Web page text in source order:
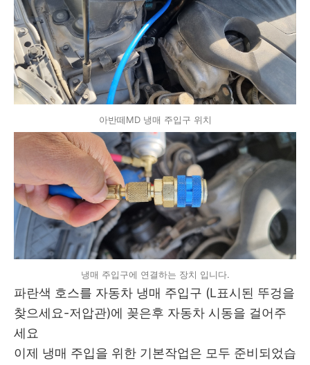
아반떼MD 냉매 주입구 위치
냉매 주입구에 연결하는 장치 입니다.
파란색 호스를 자동차 냉매 주입구 (L표시된 뚜겅을
찾으세요-저압관)에 꽂은후 자동차 시동을 걸어주
세요
이제 냉매 주입을 위한 기본작업은 모두 준비되었습